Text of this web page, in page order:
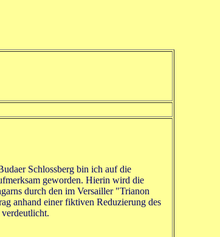
Schlossberg bin ich auf die
geworden. Hierin wird die
durch den im Versailler "Trianon
anhand einer fiktiven Reduzierung des
verdeutlicht.